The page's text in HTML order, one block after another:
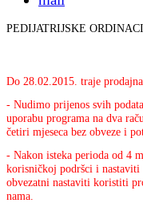
PEDIJATRIJSKE
Do 28.02.2015. traje
- Nudimo prijenos svih
uporabu programa na dva
četiri mjeseca bez obveze i
- Nakon isteka perioda od 4
korisničkoj podršci i
obvezatni nastaviti koristiti
nama.